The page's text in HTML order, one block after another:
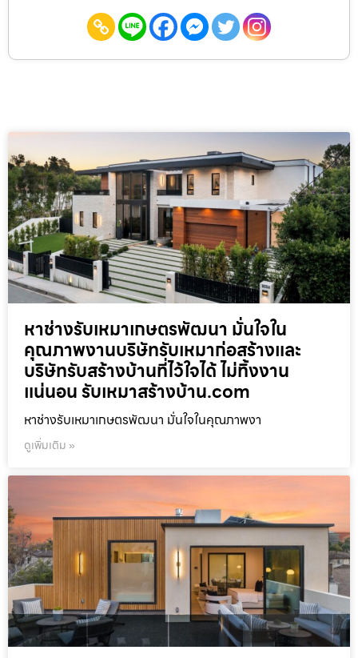
หาช่างรับเหมาเกษตรพัฒนา มั่นใจใน
คุณภาพงานบริษัทรับเหมาก่อสร้างและ
บริษัทรับสร้างบ้านที่ไว้ใจได้ ไม่ทิ้งงาน
แน่นอน รับเหมาสร้างบ้าน.com
หาช่างรับเหมาเกษตรพัฒนา มั่นใจในคุณภาพงา
ดูเพิ่มเติม »